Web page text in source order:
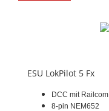
ESU LokPilot 5 Fx
DCC mit Railcom
8-pin NEM652